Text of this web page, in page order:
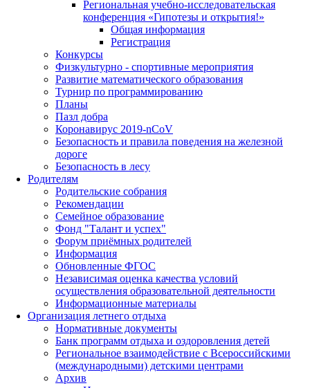
Региональная учебно-исследовательская
конференция «Гипотезы и открытия!»
Общая информация
Регистрация
Конкурсы
Физкультурно - спортивные мероприятия
Развитие математического образования
Турнир по программированию
Планы
Пазл добра
Коронавирус 2019-nCoV
Безопасность и правила поведения на железной
дороге
Безопасность в лесу
Родителям
Родительские собрания
Рекомендации
Семейное образование
Фонд "Талант и успех"
Форум приёмных родителей
Информация
Обновленные ФГОС
Независимая оценка качества условий
осуществления образовательной деятельности
Информационные материалы
Организация летнего отдыха
Нормативные документы
Банк программ отдыха и оздоровления детей
Региональное взаимодействие с Всероссийскими
(международными) детскими центрами
Архив